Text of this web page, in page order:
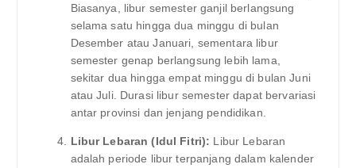
Biasanya, libur semester ganjil berlangsung
selama satu hingga dua minggu di bulan
Desember atau Januari, sementara libur
semester genap berlangsung lebih lama,
sekitar dua hingga empat minggu di bulan Juni
atau Juli. Durasi libur semester dapat bervariasi
antar provinsi dan jenjang pendidikan.
Libur Lebaran (Idul Fitri): Libur Lebaran
adalah periode libur terpanjang dalam kalender